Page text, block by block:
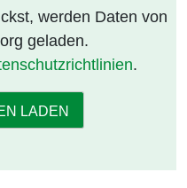
werden Daten von
geladen.
.
LADEN